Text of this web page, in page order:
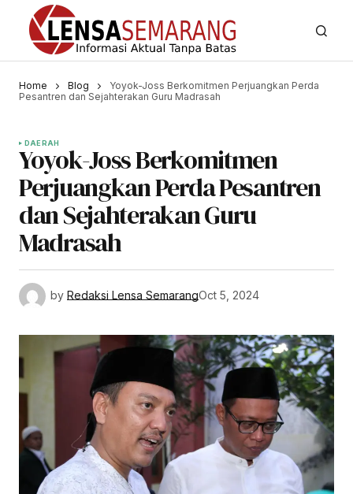
Home Blog
Yoyok-Joss Berkomitmen Perjuangkan Perda
Pesantren dan Sejahterakan Guru Madrasah
DAERAH
Yoyok-Joss Berkomitmen
Perjuangkan Perda Pesantren
dan Sejahterakan Guru
Madrasah
by Redaksi Lensa SemarangOct 5, 2024